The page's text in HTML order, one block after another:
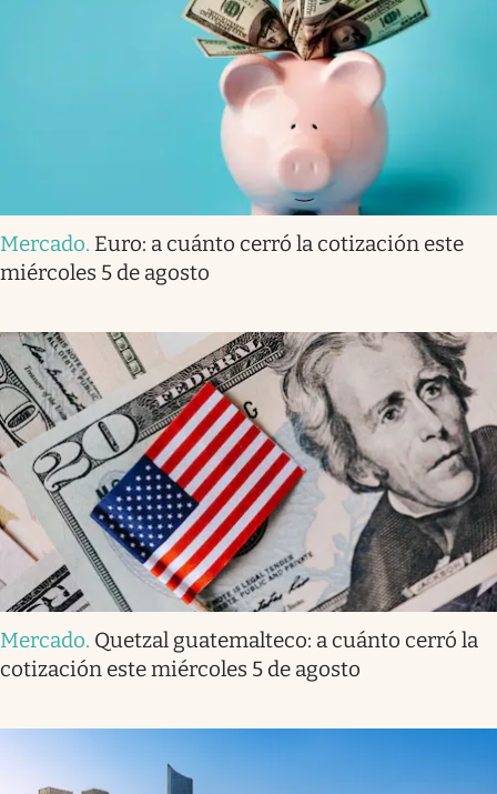
Mercado. Euro: a cuánto cerró la cotización este
miércoles 5 de agosto
Mercado. Quetzal guatemalteco: a cuánto cerró la
cotización este miércoles 5 de agosto